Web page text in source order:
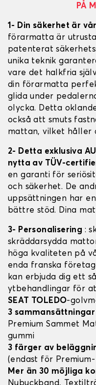
PÅ
1- Din säkerhet är
förarmatta är
patenterat
unika teknik
vare det halkfria
din förarmatta
glida under
olycka. Detta
också att smuts
mattan, vilket håller
2- Detta exklusiva
nytta av TÜV-
en garanti för
och säkerhet. De
uppsättningen har
bättre stöd. Dina
3- Personalisering :
skräddarsydda
höga kvaliteten på
enda franska
kan erbjuda dig ett
ytbehandlingar för
SEAT TOLEDO-
3 sammansättningar
Premium Sammet
gummi
3 färger av
(endast för
Mer än 30 möjliga